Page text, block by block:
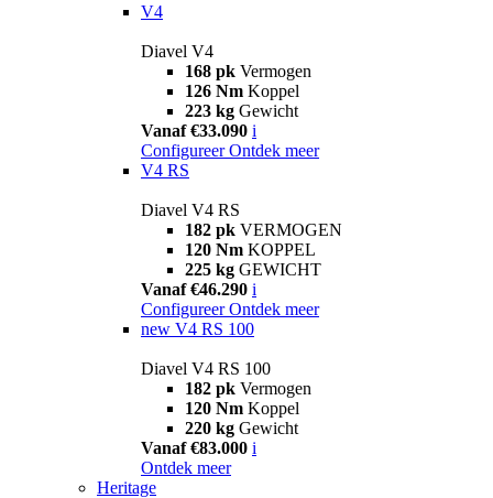
V4
Diavel V4
168 pk Vermogen
126 Nm Koppel
223 kg Gewicht
Vanaf €33.090 i
Configureer Ontdek meer
V4 RS
Diavel V4 RS
182 pk VERMOGEN
120 Nm KOPPEL
225 kg GEWICHT
Vanaf €46.290 i
Configureer Ontdek meer
new V4 RS 100
Diavel V4 RS 100
182 pk Vermogen
120 Nm Koppel
220 kg Gewicht
Vanaf €83.000 i
Ontdek meer
Heritage